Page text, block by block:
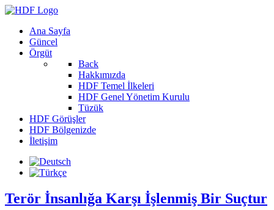
Ana Sayfa
Güncel
Örgüt
Back
Hakkımızda
HDF Temel İlkeleri
HDF Genel Yönetim Kurulu
Tüzük
HDF Görüşler
HDF Bölgenizde
İletişim
Terör İnsanlığa Karşı İşlenmiş Bir Suçtur